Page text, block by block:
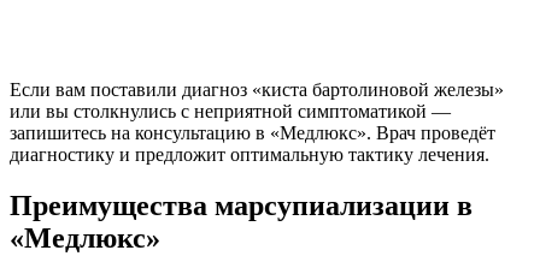
Если вам поставили диагноз «киста бартолиновой железы»
или вы столкнулись с неприятной симптоматикой —
запишитесь на консультацию в «Медлюкс». Врач проведёт
диагностику и предложит оптимальную тактику лечения.
Преимущества марсупиализации в
«Медлюкс»